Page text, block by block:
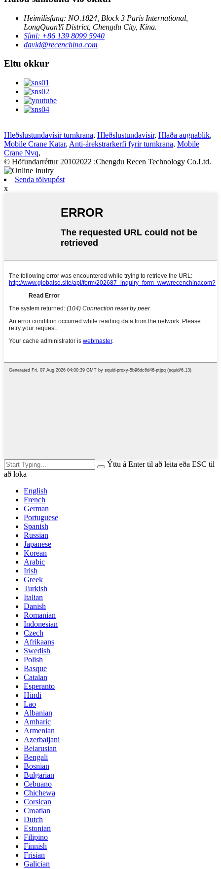
Heimilisfang: NO.1824, Block 3 Paris International,
LongQuanYi District, Chengdu City, Kína.
Sími: +86 139 8099 5940
david@recenchina.com
Eltu okkur
Hleðslustundavísir turnkrana, Hleðslustundavísir, Hlaða augnablik,
Mobile Crane Katar, Anti-árekstrarkerfi fyrir turnkrana, Mobile
Crane Nvq,
© Höfundarréttur 20102022 :Chengdu Recen Technology Co.Ltd.
Senda tölvupóst
x
Ýttu á Enter til að leita eða ESC til
að loka
English
French
German
Portuguese
Spanish
Russian
Japanese
Korean
Arabic
Irish
Greek
Turkish
Italian
Danish
Romanian
Indonesian
Czech
Afrikaans
Swedish
Polish
Basque
Catalan
Esperanto
Hindi
Lao
Albanian
Amharic
Armenian
Azerbaijani
Belarusian
Bengali
Bosnian
Bulgarian
Cebuano
Chichewa
Corsican
Croatian
Dutch
Estonian
Filipino
Finnish
Frisian
Galician